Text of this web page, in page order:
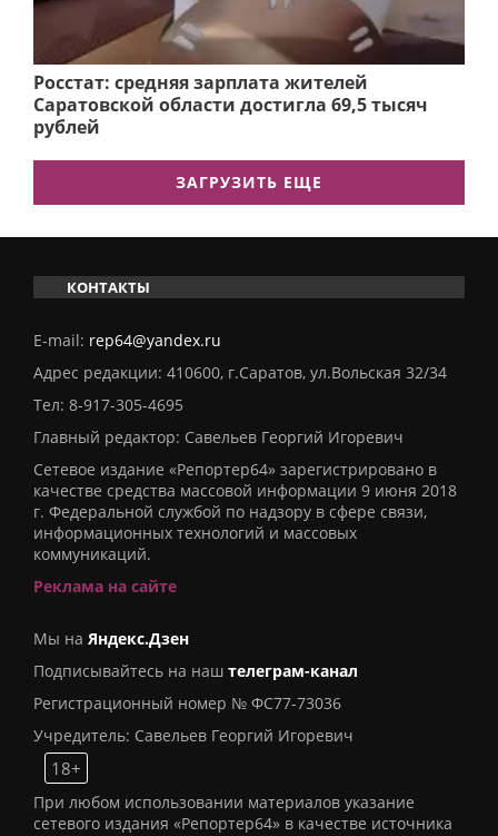
Росстат: средняя зарплата жителей
Саратовской области достигла 69,5 тысяч
рублей
ЗАГРУЗИТЬ ЕЩЕ
КОНТАКТЫ
E-mail: rep64@yandex.ru
Адрес редакции: 410600, г.Саратов, ул.Вольская 32/34
Тел: 8-917-305-4695
Главный редактор: Савельев Георгий Игоревич
Сетевое издание «Репортер64» зарегистрировано в
качестве средства массовой информации 9 июня 2018
г. Федеральной службой по надзору в сфере связи,
информационных технологий и массовых
коммуникаций.
Реклама на сайте
Мы на Яндекс.Дзен
Подписывайтесь на наш телеграм-канал
Регистрационный номер № ФС77-73036
Учредитель: Савельев Георгий Игоревич
18+
При любом использовании материалов указание
сетевого издания «Репортер64» в качестве источника